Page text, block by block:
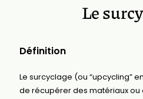
Le
Définition
Le surcyclage (ou “upcycling”
de récupérer des matériaux ou